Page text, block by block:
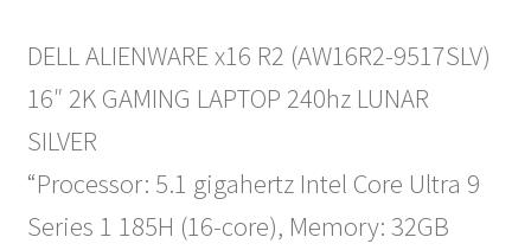
DELL ALIENWARE x16 R2 (AW16R2-9517SLV)
16″ 2K GAMING LAPTOP 240hz LUNAR
SILVER
“Processor: 5.1 gigahertz Intel Core Ultra 9
Series 1 185H (16-core), Memory: 32GB